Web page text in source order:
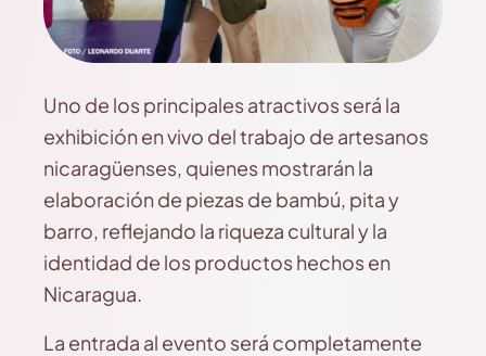
Uno de los principales atractivos será la
exhibición en vivo del trabajo de artesanos
nicaragüenses, quienes mostrarán la
elaboración de piezas de bambú, pita y
barro, reflejando la riqueza cultural y la
identidad de los productos hechos en
Nicaragua.
La entrada al evento será completamente